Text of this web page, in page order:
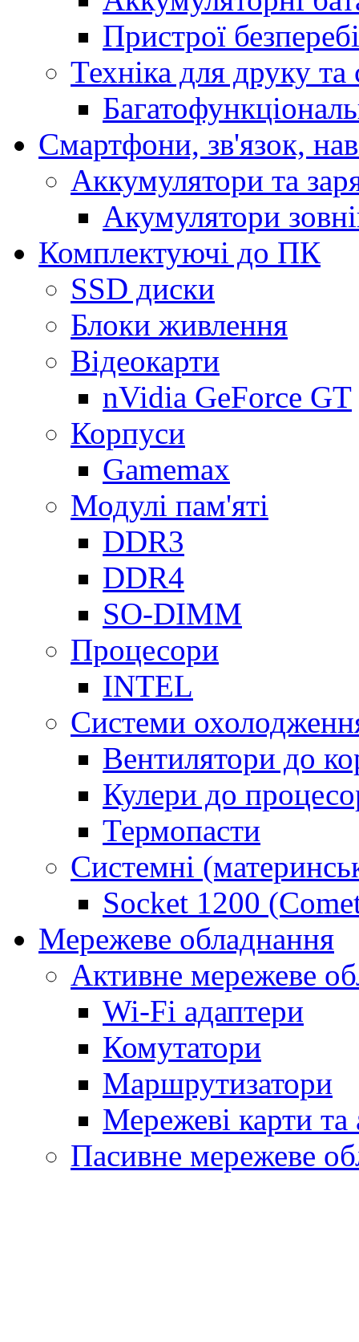
Пристрої
Техніка для друку та
Смартфони, зв'язок,
Аккумулятори та
Акумулятори
Комплектуючі до ПК
SSD диски
Блоки живлення
Відеокарти
nVidia GeForce GT
Корпуси
Gamemax
Модулі пам'яті
DDR3
DDR4
SO-DIMM
Процесори
INTEL
Системи
Вентилятори до
Кулери до
Термопасти
Системні
Socket 1200
Мережеве обладнання
Активне мережеве
Wi-Fi адаптери
Комутатори
Маршрутизатори
Мережеві карти та
Пасивне мережеве